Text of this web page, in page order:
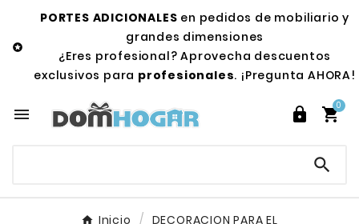

PORTES ADICIONALES en pedidos de mobiliario y
grandes dimensiones
¿Eres profesional? Aprovecha descuentos
exclusivos para profesionales. ¡Pregunta AHORA!
  
0

Inicio
DECORACION PARA EL